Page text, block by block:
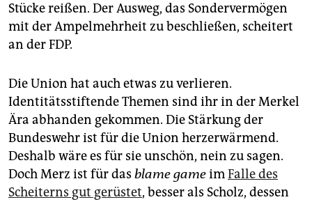
Stücke reißen. Der Ausweg, das Sondervermögen
mit der Ampelmehrheit zu beschließen, scheitert
an der FDP.
Die Union hat auch etwas zu verlieren.
Identitätsstiftende Themen sind ihr in der Merkel
Ära abhanden gekommen. Die Stärkung der
Bundeswehr ist für die Union herzerwärmend.
Deshalb wäre es für sie unschön, nein zu sagen.
Doch Merz ist für das blame gameimFalle des
Scheiterns gut gerüstet, besser als Scholz, dessen